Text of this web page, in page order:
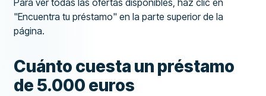
Para ver todas las ofertas disponibles, haz clic en
"Encuentra tu préstamo" en la parte superior de la
página.
Cuánto cuesta un préstamo
de 5.000 euros